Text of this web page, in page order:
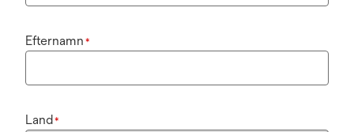
Efternamn *
Land*